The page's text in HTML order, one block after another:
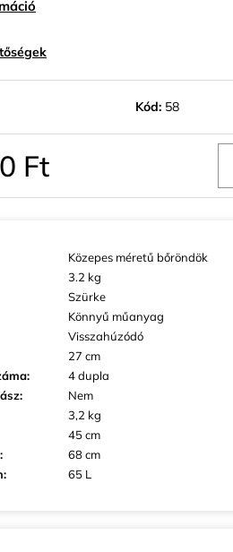
Kód: 58
Ft
Közepes méretű bőröndök
3.2 kg
Szürke
Könnyű műanyag
Visszahúzódó
27 cm
:
4 dupla
:
Nem
3,2 kg
45 cm
:
68 cm
: 65 L
KIS MÉRETŰ KABINBŐRÖND EZÜST
23 440 Ft